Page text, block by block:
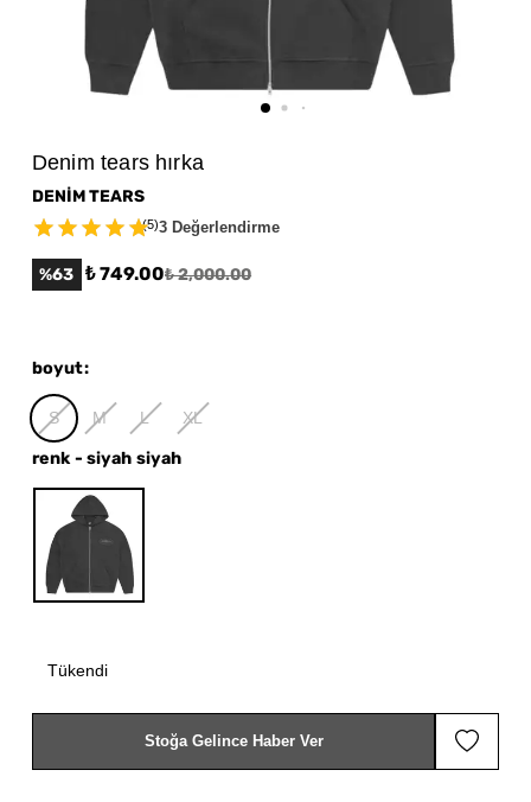
Denim tears hırka
DENİM TEARS
(5)3 Değerlendirme
%63 ₺ 749.00₺ 2,000.00
boyut:
S M L XL
renk- siyah siyah
Tükendi
Stoğa Gelince Haber Ver